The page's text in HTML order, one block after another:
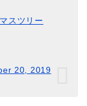
スツリー
20, 2019